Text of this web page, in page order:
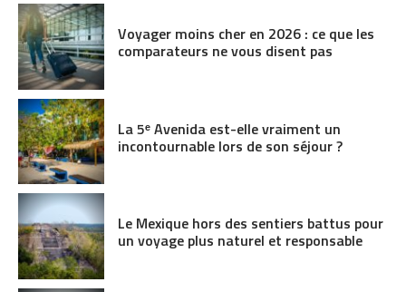
Voyager moins cher en 2026 : ce que les
comparateurs ne vous disent pas
La 5ᵉ Avenida est-elle vraiment un
incontournable lors de son séjour ?
Le Mexique hors des sentiers battus pour
un voyage plus naturel et responsable